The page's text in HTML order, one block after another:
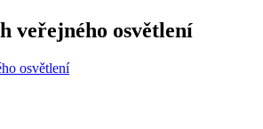
veřejného osvětlení
osvětlení